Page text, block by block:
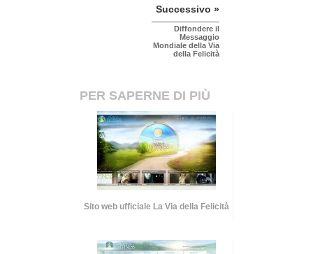
Successivo »
Diffondere il
Messaggio
Mondiale della Via
della Felicità
PER SAPERNE DI PIÙ
Sito web ufficiale La Via della Felicità